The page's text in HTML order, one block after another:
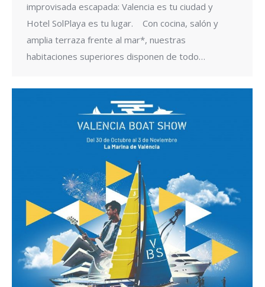
improvisada escapada: Valencia es tu ciudad y
Hotel SolPlaya es tu lugar. Con cocina, salón y
amplia terraza frente al mar*, nuestras
habitaciones superiores disponen de todo…